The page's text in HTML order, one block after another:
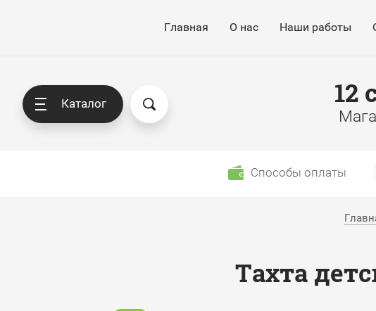
Главная О нас Наши работы
Каталог 12
Способы оплаты
Тахта